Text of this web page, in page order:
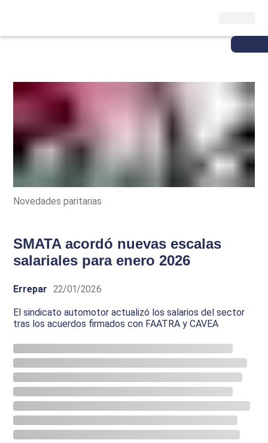
Novedades paritarias
SMATA acordó nuevas escalas
salariales para enero 2026
Errepar 22/01/2026
El sindicato automotor actualizó los salarios del sector
tras los acuerdos firmados con FAATRA y CAVEA